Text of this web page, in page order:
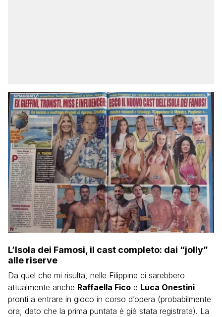
L’Isola dei Famosi, il cast completo: dai “jolly”
alle riserve
Da quel che mi risulta, nelle Filippine ci sarebbero
attualmente anche Raffaella Fico e Luca Onestini
pronti a entrare in gioco in corso d’opera (probabilmente
ora, dato che la prima puntata è già stata registrata). La